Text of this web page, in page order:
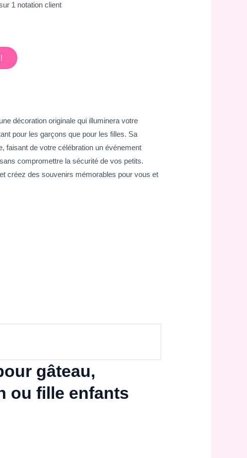
1 notation client
décoration originale qui illuminera votre
pour les garçons que pour les filles. Sa
faisant de votre célébration un événement
compromettre la sécurité de vos petits.
créez des souvenirs mémorables pour vous et
gâteau,
ou fille enfants